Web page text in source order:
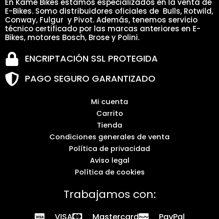
E-Bikes. Somo distribuidores oficiales de Bulls, Rotwild,
Conway, Fulgur y Pivot. Además, tenemos servicio
técnico certificado por las marcas anteriores en E-
Bikes, motores Bosch, Brose y Polini.
ENCRIPTACIÓN SSL PROTEGIDA
PAGO SEGURO GARANTIZADO
Mi cuenta
Carrito
Tienda
Condiciones generales de venta
Política de privacidad
Aviso legal
Política de cookies
Trabajamos con:
VISA Mastercard PayPal